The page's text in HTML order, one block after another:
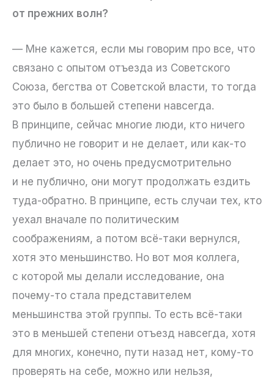
от прежних волн?
— Мне кажется, если мы говорим про все, что
связано с опытом отъезда из Советского
Союза, бегства от Советской власти, то тогда
это было в большей степени навсегда.
В принципе, сейчас многие люди, кто ничего
публично не говорит и не делает, или как-то
делает это, но очень предусмотрительно
и не публично, они могут продолжать ездить
туда-обратно. В принципе, есть случаи тех, кто
уехал вначале по политическим
соображениям, а потом всё-таки вернулся,
хотя это меньшинство. Но вот моя коллега,
с которой мы делали исследование, она
почему-то стала представителем
меньшинства этой группы. То есть всё-таки
это в меньшей степени отъезд навсегда, хотя
для многих, конечно, пути назад нет, кому-то
проверять на себе, можно или нельзя,